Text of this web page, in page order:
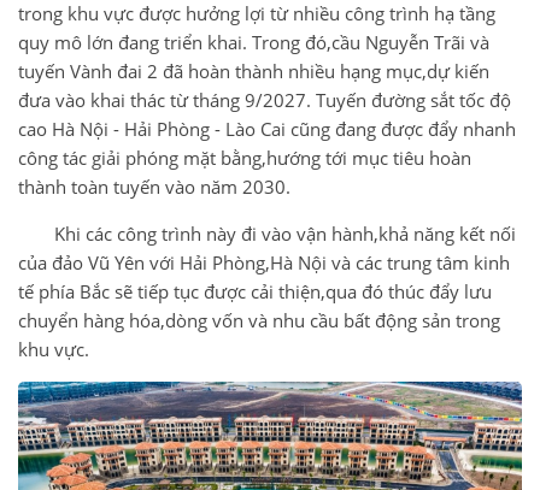
trong khu vực được hưởng lợi từ nhiều công trình hạ tầng
quy mô lớn đang triển khai. Trong đó,cầu Nguyễn Trãi và
tuyến Vành đai 2 đã hoàn thành nhiều hạng mục,dự kiến
đưa vào khai thác từ tháng 9/2027. Tuyến đường sắt tốc độ
cao Hà Nội - Hải Phòng - Lào Cai cũng đang được đẩy nhanh
công tác giải phóng mặt bằng,hướng tới mục tiêu hoàn
thành toàn tuyến vào năm 2030.
Khi các công trình này đi vào vận hành,khả năng kết nối
của đảo Vũ Yên với Hải Phòng,Hà Nội và các trung tâm kinh
tế phía Bắc sẽ tiếp tục được cải thiện,qua đó thúc đẩy lưu
chuyển hàng hóa,dòng vốn và nhu cầu bất động sản trong
khu vực.